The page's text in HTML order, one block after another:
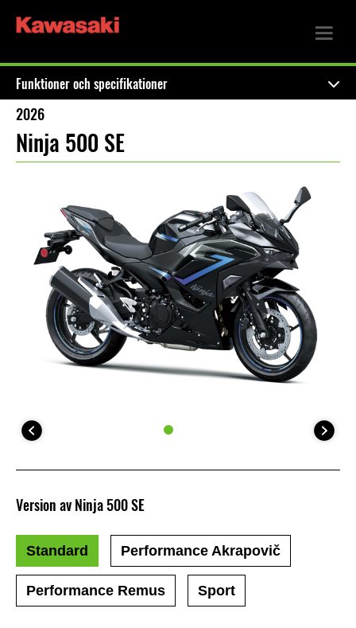
Funktioner och specifikationer
2026
Ninja 500 SE
Version av Ninja 500 SE
Standard Performance Akrapovič
Performance Remus Sport